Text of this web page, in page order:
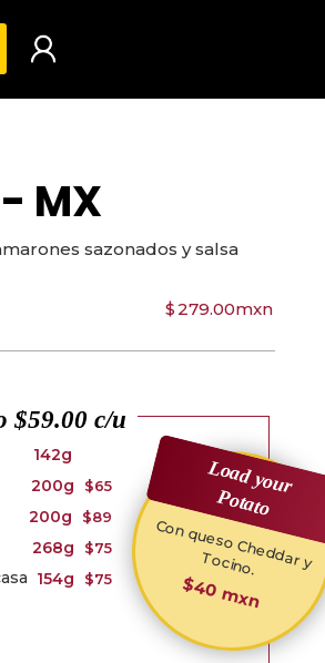
MX
sazonados y salsa
$279.00mxn
$59.00 c/u
142g
200g $65
200g $89
268g $75
154g $75
Load your
Potato
C
o
n q
ue
so
C
he
d
d
ar y
T
o
cino
.
$40 mxn